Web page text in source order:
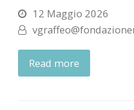
12 Maggio 2026
Read more